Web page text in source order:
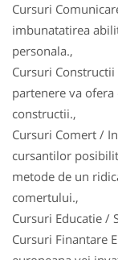
Cursuri
imbunatatirea
personala.,
Cursuri
partenere va
constructii.,
Cursuri Comert /
cursantilor
metode de un
comertului.,
Cursuri Educatie /
Cursuri Finantare